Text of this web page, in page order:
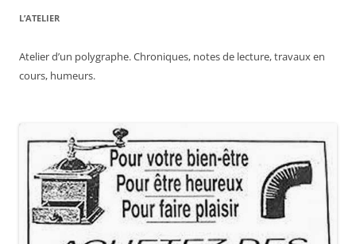
L’ATELIER
Atelier d’un polygraphe. Chroniques, notes de lecture, travaux en
cours, humeurs.